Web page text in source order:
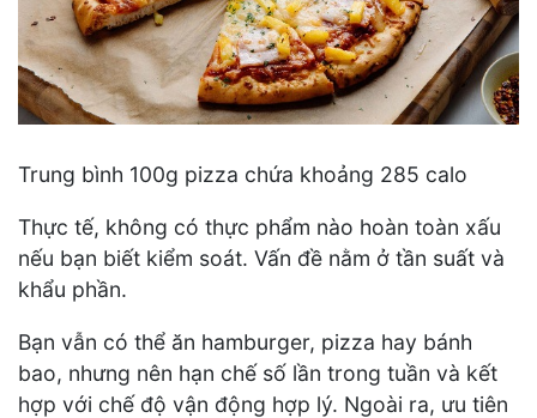
Trung bình 100g pizza chứa khoảng 285 calo
Thực tế, không có thực phẩm nào hoàn toàn xấu
nếu bạn biết kiểm soát. Vấn đề nằm ở tần suất và
khẩu phần.
Bạn vẫn có thể ăn hamburger, pizza hay bánh
bao, nhưng nên hạn chế số lần trong tuần và kết
hợp với chế độ vận động hợp lý. Ngoài ra, ưu tiên